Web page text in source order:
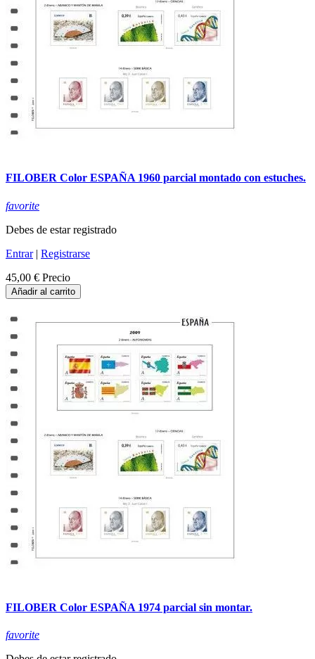
FILOBER Color ESPAÑA 1960 parcial montado con estuches.
favorite
Debes de estar registrado
Entrar| Registrarse
45,00 € Precio
Añadir al carrito
FILOBER Color ESPAÑA 1974 parcial sin montar.
favorite